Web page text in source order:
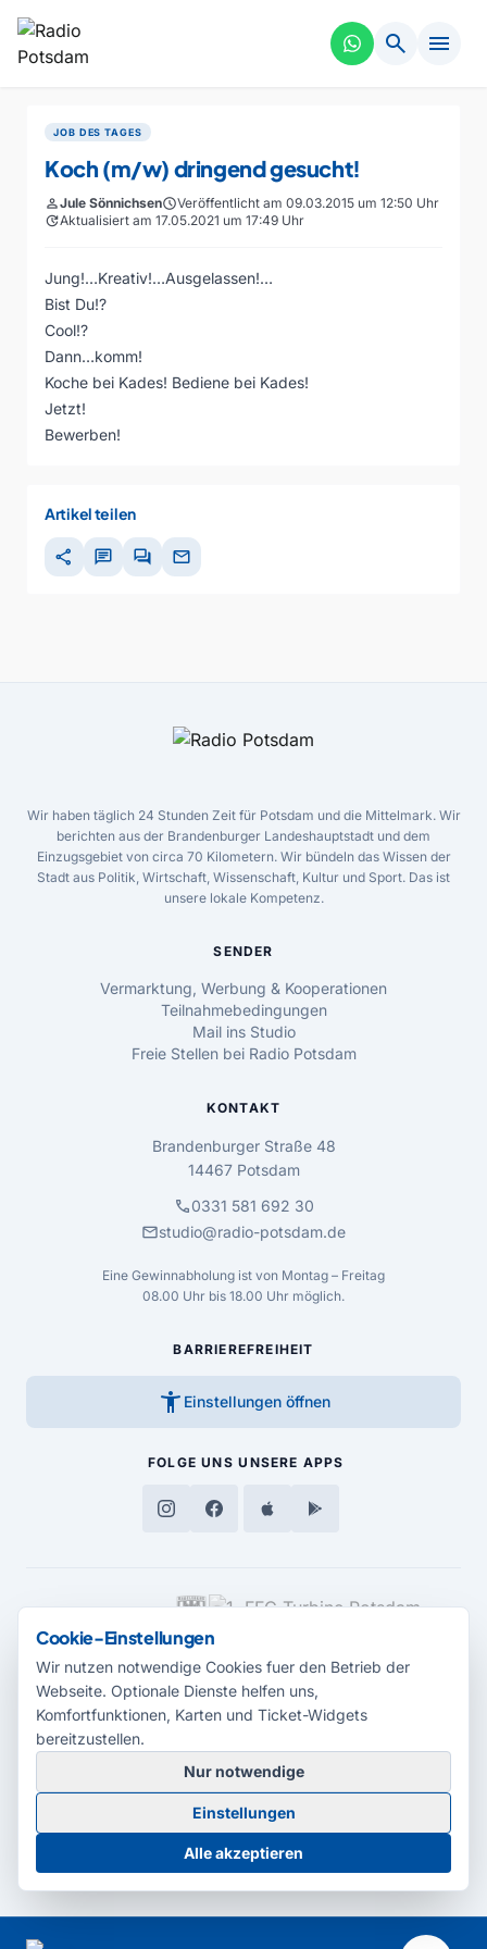
search menu
JOB DES TAGES
Koch (m/w) dringend gesucht!
personJule SönnichsenscheduleVeröffentlicht am 09.03.2015 um 12:50 Uhr
updateAktualisiert am 17.05.2021 um 17:49 Uhr
Jung!…Kreativ!…Ausgelassen!…
Bist Du!?
Cool!?
Dann…komm!
Koche bei Kades! Bediene bei Kades!
Jetzt!
Bewerben!
Artikel teilen
share chat forum mail
Wir haben täglich 24 Stunden Zeit für Potsdam und die Mittelmark. Wir
berichten aus der Brandenburger Landeshauptstadt und dem
Einzugsgebiet von circa 70 Kilometern. Wir bündeln das Wissen der
Stadt aus Politik, Wirtschaft, Wissenschaft, Kultur und Sport. Das ist
unsere lokale Kompetenz.
SENDER
Vermarktung, Werbung & Kooperationen
Teilnahmebedingungen
Mail ins Studio
Freie Stellen bei Radio Potsdam
KONTAKT
Brandenburger Straße 48
14467 Potsdam
call0331 581 692 30
mailstudio@radio-potsdam.de
Eine Gewinnabholung ist von Montag – Freitag
08.00 Uhr bis 18.00 Uhr möglich.
BARRIEREFREIHEIT
accessibility_new Einstellungen öffnen
FOLGE UNS UNSERE APPS
MEDIENPARTNER
© 2026 Radio Potsdam. Webseite entwickelt durch dieMedienagentur
Babelsberg
BarrierefreiheitserklärungAGBDatenschutzImpressum
Cookie-Einstellungen
Cookie-Einstellungen
Wir nutzen notwendige Cookies fuer den Betrieb der
Webseite. Optionale Dienste helfen uns,
Komfortfunktionen, Karten und Ticket-Widgets
bereitzustellen.
Nur notwendige
Einstellungen
Alle akzeptieren